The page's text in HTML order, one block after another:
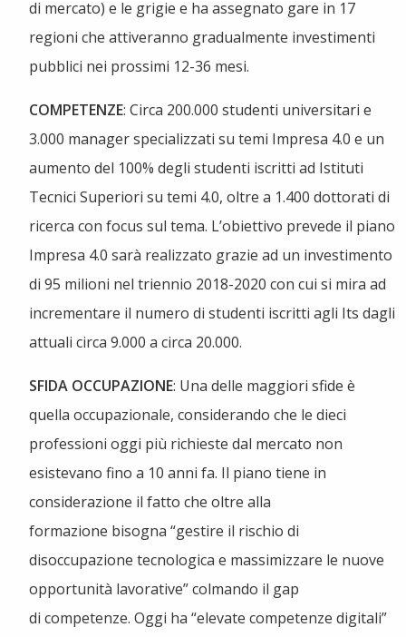
di mercato) e le grigie e ha assegnato gare in 17
regioni che attiveranno gradualmente investimenti
pubblici nei prossimi 12-36 mesi.
COMPETENZE: Circa 200.000 studenti universitari e
3.000 manager specializzati su temi Impresa 4.0 e un
aumento del 100% degli studenti iscritti ad Istituti
Tecnici Superiori su temi 4.0, oltre a 1.400 dottorati di
ricerca con focus sul tema. L’obiettivo prevede il piano
Impresa 4.0 sarà realizzato grazie ad un investimento
di 95 milioni nel triennio 2018-2020 con cui si mira ad
incrementare il numero di studenti iscritti agli Its dagli
attuali circa 9.000 a circa 20.000.
SFIDA OCCUPAZIONE: Una delle maggiori sfide è
quella occupazionale, considerando che le dieci
professioni oggi più richieste dal mercato non
esistevano fino a 10 anni fa. Il piano tiene in
considerazione il fatto che oltre alla
formazione bisogna “gestire il rischio di
disoccupazione tecnologica e massimizzare le nuove
opportunità lavorative” colmando il gap
di competenze. Oggi ha “elevate competenze digitali”